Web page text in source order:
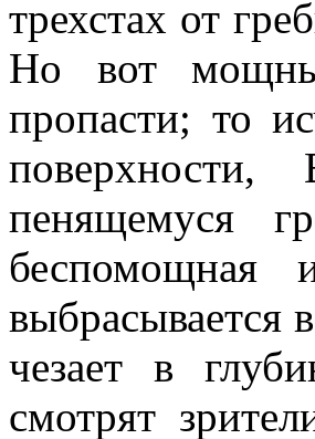
трехстах от
Но вот
пропасти; то
поверхности,
пенящему­ся
беспомощная
выбрасывается
чезает в
смотрят